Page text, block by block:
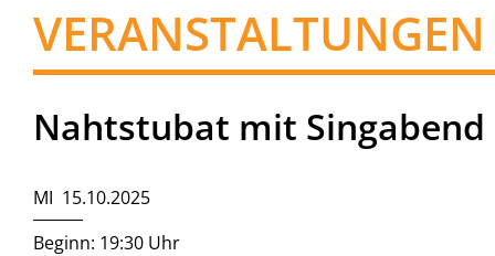
VERANSTALTUNGEN
Nahtstubat mit Singabend
MI 15.10.2025
Beginn: 19:30 Uhr